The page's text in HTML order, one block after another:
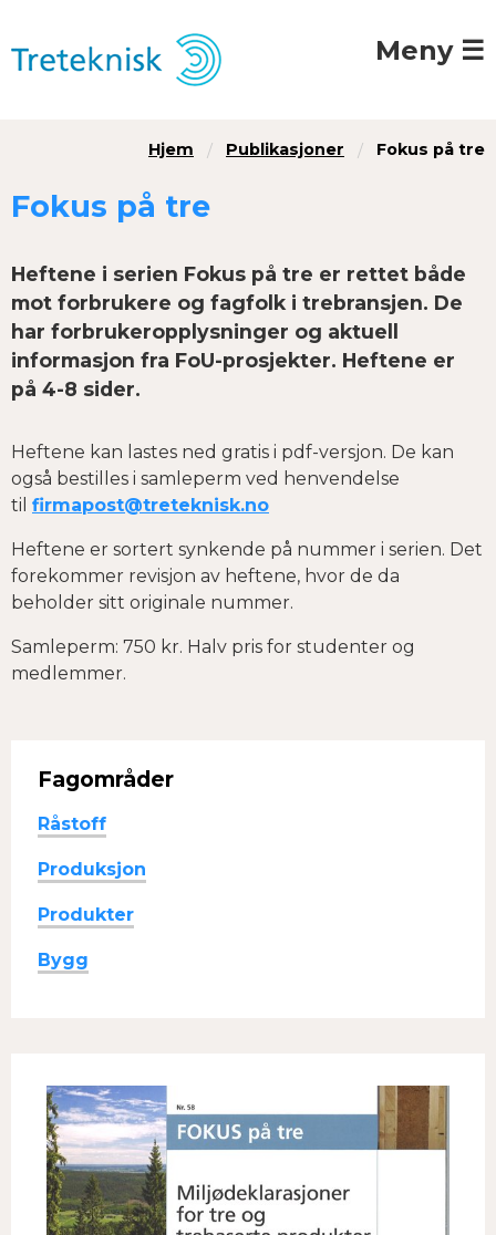
Meny ☰
Hjem Publikasjoner Fokus på tre
Fokus på tre
Heftene i serien Fokus på tre er rettet både
mot forbrukere og fagfolk i trebransjen. De
har forbrukeropplysninger og aktuell
informasjon fra FoU-prosjekter. Heftene er
på 4-8 sider.
Heftene kan lastes ned gratis i pdf-versjon. De kan
også bestilles i samleperm ved henvendelse
til firmapost@treteknisk.no
Heftene er sortert synkende på nummer i serien. Det
forekommer revisjon av heftene, hvor de da
beholder sitt originale nummer.
Samleperm: 750 kr. Halv pris for studenter og
medlemmer.
Fagområder
Råstoff
Produksjon
Produkter
Bygg